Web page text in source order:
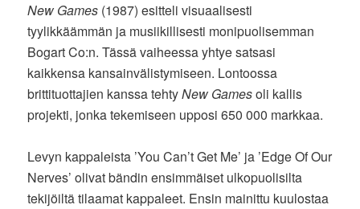
New Games (1987) esitteli visuaalisesti
tyylikkäämmän ja musiikillisesti monipuolisemman
Bogart Co:n. Tässä vaiheessa yhtye satsasi
kaikkensa kansainvälistymiseen. Lontoossa
brittituottajien kanssa tehtyNew Gamesoli kallis
projekti, jonka tekemiseen upposi 650 000 markkaa.
Levyn kappaleista ’You Can’t Get Me’ ja ’Edge Of Our
Nerves’ olivat bändin ensimmäiset ulkopuolisilta
tekijöiltä tilaamat kappaleet. Ensin mainittu kuulostaa